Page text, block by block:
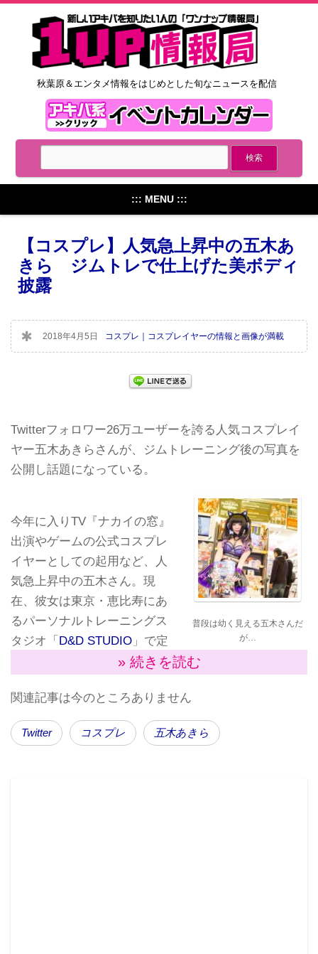
秋葉原＆エンタメ情報をはじめとした旬なニュースを配信
::: MENU :::
【コスプレ】人気急上昇中の五木あ
きら ジムトレで仕上げた美ボディ
披露
2018年4月5日 コスプレ｜コスプレイヤーの情報と画像が満載
Twitterフォロワー26万ユーザーを誇る人気コスプレイ
ヤー五木あきらさんが、ジムトレーニング後の写真を
公開し話題になっている。
普段は幼く見える五木さんだ
が…
今年に入りTV『ナカイの窓』
出演やゲームの公式コスプレ
イヤーとしての起用など、人
気急上昇中の五木さん。現
在、彼女は東京・恵比寿にあ
るパーソナルトレーニングス
タジオ「 D&D STUDIO 」で定
期的に汗を流しているよう
ポーツブラ、レギンス姿で鍛え上がった腹筋を披露し
ている。
普段コスプレ衣装姿を公開している五木さんにとっ
» 続きを読む
関連記事は今のところありません
Twitter コスプレ 五木あきら